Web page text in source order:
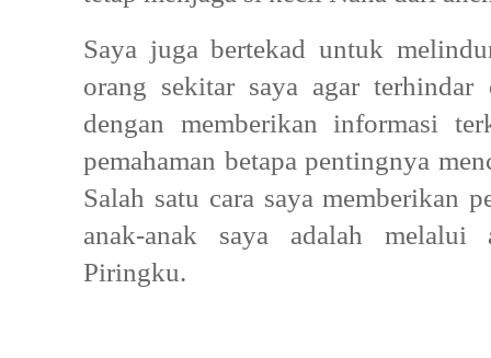
Saya juga bertekad untuk
orang sekitar saya agar
dengan memberikan informasi
pemahaman betapa pentingnya
Salah satu cara saya memberikan
anak-anak saya adalah
Piringku.